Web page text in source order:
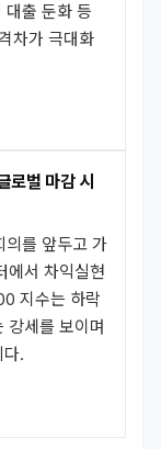
대출 둔화 등
차가 극대화
벌 마감 시
를 앞두고 가
에서 차익실현
지수는 하락
강세를 보이며
.